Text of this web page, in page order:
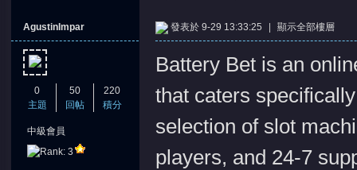
AgustinImpar
0
主題
50
回帖
220
積分
中級會員
發表於 9-29 13:33:25 顯示全部樓層
Battery Bet is an
that caters
selection of slot
players, and 24-7